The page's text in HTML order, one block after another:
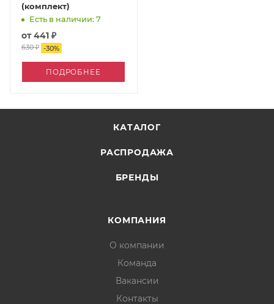
(комплект)
Есть в наличии: 7
от441 ₽
630 ₽ -30%
ПОДРОБНЕЕ
КАТАЛОГ
РАСПРОДАЖА
БРЕНДЫ
КОМПАНИЯ
О компании
Команда
Вакансии
Контакты